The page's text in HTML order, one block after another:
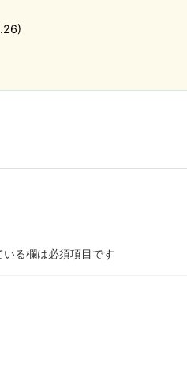
いる欄は必須項目です